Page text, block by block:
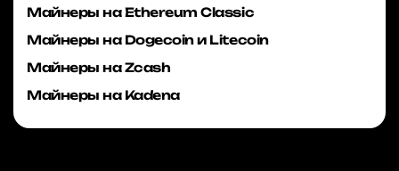
Майнеры на Ethereum Classic
Майнеры на Dogecoin и Litecoin
Майнеры на Zcash
Майнеры на Kadena